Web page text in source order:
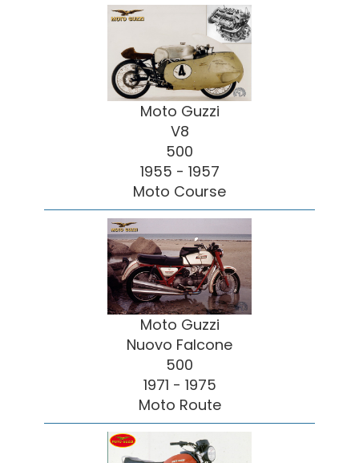
Moto Guzzi
V8
500
1955 - 1957
Moto Course
Moto Guzzi
Nuovo Falcone
500
1971 - 1975
Moto Route